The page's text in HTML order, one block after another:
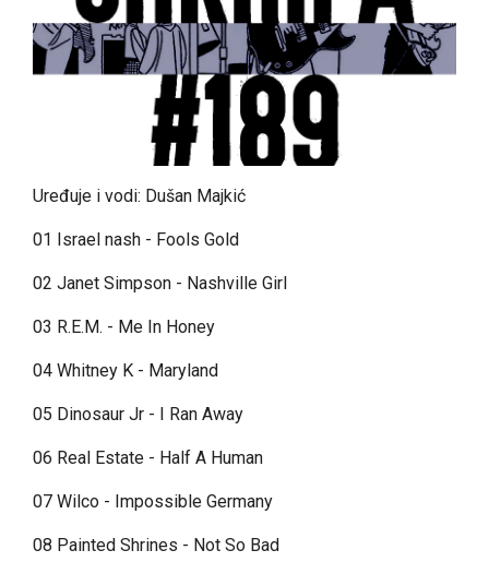
Uređuje i vodi: Dušan Majkić
01 Israel nash - Fools Gold
02 Janet Simpson - Nashville Girl
03 R.E.M. - Me In Honey
04 Whitney K - Maryland
05 Dinosaur Jr - I Ran Away
06 Real Estate - Half A Human
07 Wilco - Impossible Germany
08 Painted Shrines - Not So Bad